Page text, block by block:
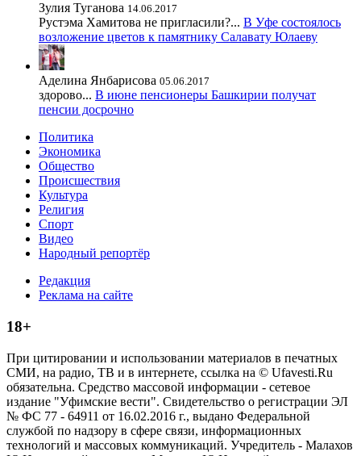
Зулия Туганова 14.06.2017
Рустэма Хамитова не пригласили?... В Уфе состоялось
возложение цветов к памятнику Салавату Юлаеву
Аделина Янбарисова 05.06.2017
здорово... В июне пенсионеры Башкирии получат
пенсии досрочно
Политика
Экономика
Общество
Происшествия
Культура
Религия
Спорт
Видео
Народный репортёр
Редакция
Реклама на сайте
18+
При цитировании и использовании материалов в печатных
СМИ, на радио, ТВ и в интернете, ссылка на © Ufavesti.Ru
обязательна. Средство массовой информации - сетевое
издание "Уфимские вести". Свидетельство о регистрации ЭЛ
№ ФС 77 - 64911 от 16.02.2016 г., выдано Федеральной
службой по надзору в сфере связи, информационных
технологий и массовых коммуникаций. Учредитель - Малахов